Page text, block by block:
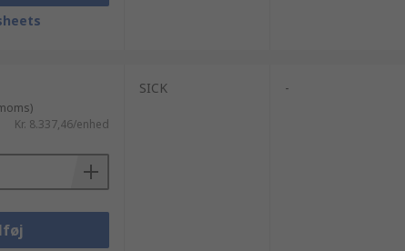
Kr. 8.337,46/enhed
SICK -